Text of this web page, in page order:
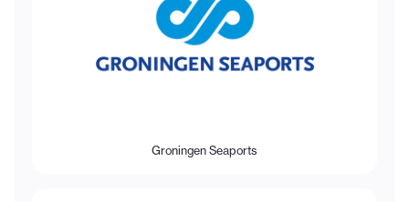
Groningen Seaports